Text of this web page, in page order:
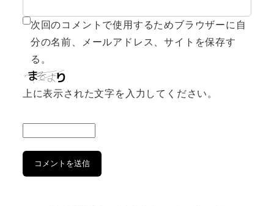
次回のコメントで使用するためブラウザーに自
分の名前、メールアドレス、サイトを保存す
る。
上に表示された文字を入力してください。